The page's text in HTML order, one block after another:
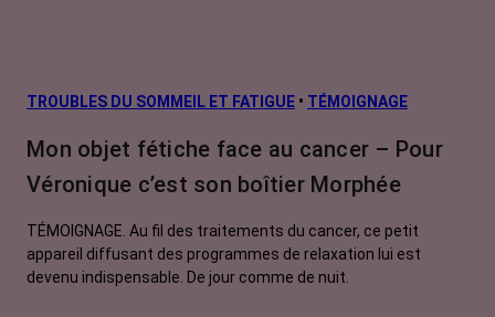
TROUBLES DU SOMMEIL ET FATIGUE • TÉMOIGNAGE
Mon objet fétiche face au cancer – Pour
Véronique c’est son boîtier Morphée
TÉMOIGNAGE. Au fil des traitements du cancer, ce petit
appareil diffusant des programmes de relaxation lui est
devenu indispensable. De jour comme de nuit.